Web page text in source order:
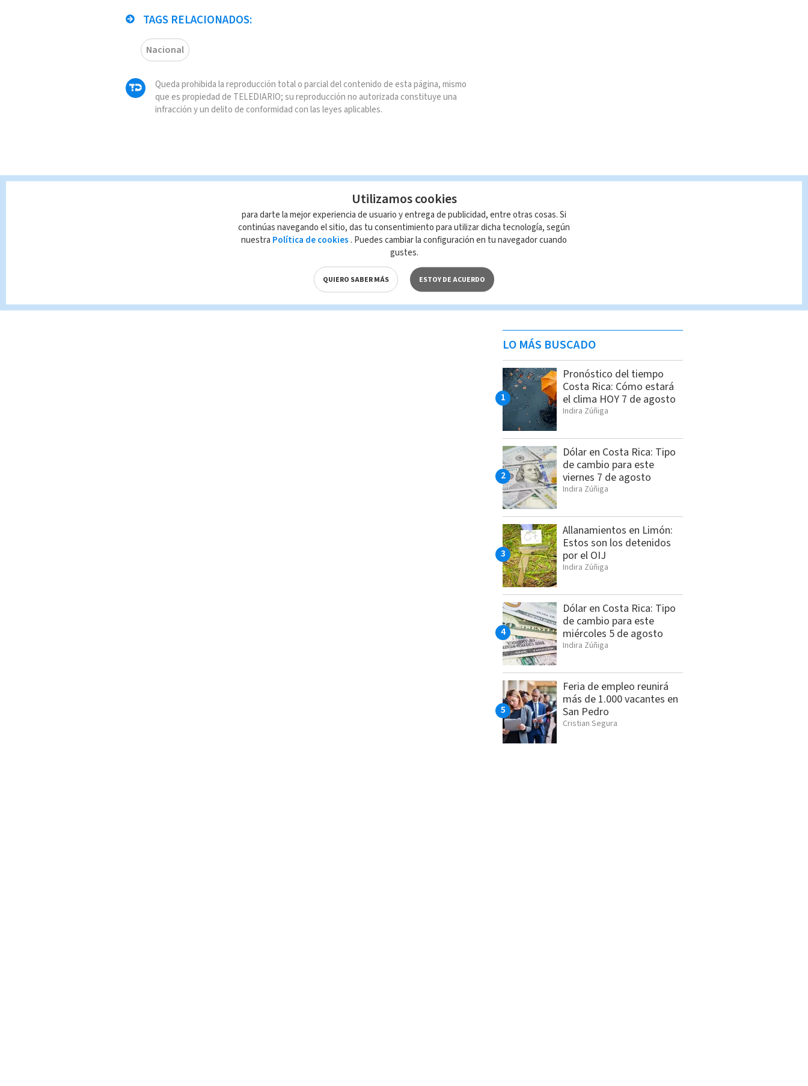
TAGS RELACIONADOS:
Nacional
Queda prohibida la reproducción total o parcial del contenido de esta página, mismo
que es propiedad de TELEDIARIO; su reproducción no autorizada constituye una
infracción y un delito de conformidad con las leyes aplicables.
LO MÁS BUSCADO
Pronóstico del tiempo
Costa Rica: Cómo estará
el clima HOY 7 de agosto
Indira Zúñiga
Dólar en Costa Rica: Tipo
de cambio para este
viernes 7 de agosto
Indira Zúñiga
Allanamientos en Limón:
Estos son los detenidos
por el OIJ
Indira Zúñiga
Dólar en Costa Rica: Tipo
de cambio para este
miércoles 5 de agosto
Indira Zúñiga
Feria de empleo reunirá
más de 1.000 vacantes en
San Pedro
Cristian Segura
Utilizamos cookies
para darte la mejor experiencia de usuario y entrega de publicidad, entre otras cosas. Si
continúas navegando el sitio, das tu consentimiento para utilizar dicha tecnología, según
nuestra Política de cookies . Puedes cambiar la configuración en tu navegador cuando
gustes.
QUIERO SABER MÁS ESTOY DE ACUERDO